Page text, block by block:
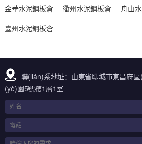
金華水泥鋼板倉
衢州水泥鋼板倉
舟山
臺州水泥鋼板倉
聯(lián)系地址：山東省聊城市東昌府
(yè)園5號樓1層1室